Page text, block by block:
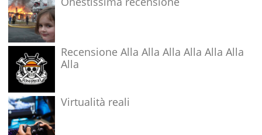
Recensione Alla Alla Alla Alla Alla Alla
Alla
Virtualità reali